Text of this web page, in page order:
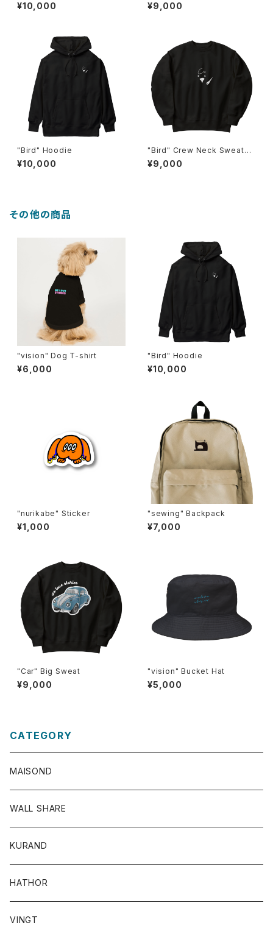
¥10,000 ¥9,000
"Bird" Hoodie
¥10,000
"Bird" Crew Neck Sweatshi
rt
¥9,000
その他の商品
"vision" Dog T-shirt
¥6,000
"Bird" Hoodie
¥10,000
"nurikabe" Sticker
¥1,000
"sewing" Backpack
¥7,000
"Car" Big Sweat
¥9,000
"vision" Bucket Hat
¥5,000
CATEGORY
MAISOND
WALL SHARE
KURAND
HATHOR
VINGT